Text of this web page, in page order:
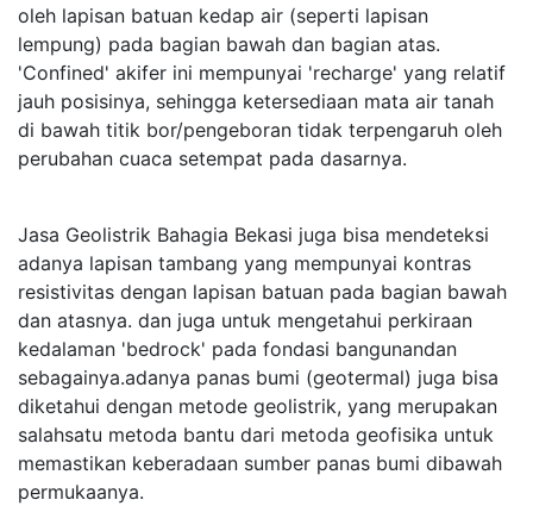
oleh lapisan batuan kedap air (seperti lapisan
lempung) pada bagian bawah dan bagian atas.
'Confined' akifer ini mempunyai 'recharge' yang relatif
jauh posisinya, sehingga ketersediaan mata air tanah
di bawah titik bor/pengeboran tidak terpengaruh oleh
perubahan cuaca setempat pada dasarnya.
Jasa Geolistrik Bahagia Bekasi juga bisa mendeteksi
adanya lapisan tambang yang mempunyai kontras
resistivitas dengan lapisan batuan pada bagian bawah
dan atasnya. dan juga untuk mengetahui perkiraan
kedalaman 'bedrock' pada fondasi bangunandan
sebagainya.adanya panas bumi (geotermal) juga bisa
diketahui dengan metode geolistrik, yang merupakan
salahsatu metoda bantu dari metoda geofisika untuk
memastikan keberadaan sumber panas bumi dibawah
permukaanya.